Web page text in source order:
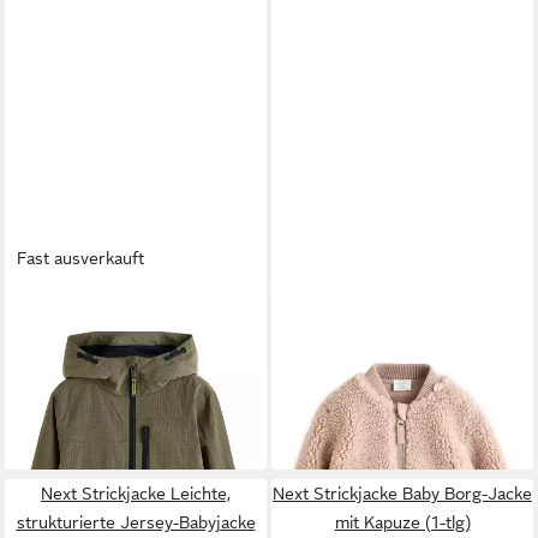
Fast ausverkauft
Anorak (1-St)
ab 41,00 €
UVP58,00 €
-29%
ab 29,00 €
Next Strickjacke Leichte,
strukturierte Jersey-Babyjacke
Next Strickjacke Baby Borg-Jacke
mit Kapuze (1-tlg)